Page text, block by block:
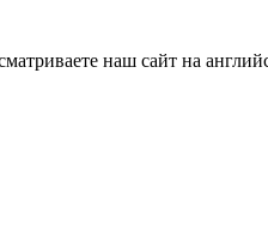
наш сайт на